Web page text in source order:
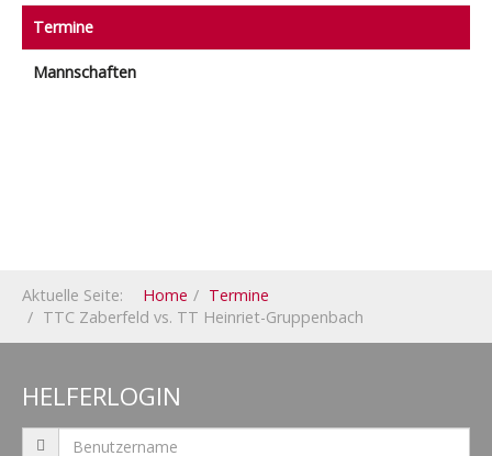
Termine
Mannschaften
Aktuelle Seite: Home
Termine
TTC Zaberfeld vs. TT Heinriet-Gruppenbach
HELFERLOGIN